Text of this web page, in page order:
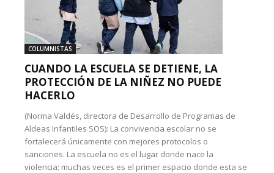
COLUMNISTAS
CUANDO LA ESCUELA SE DETIENE, LA
PROTECCIÓN DE LA NIÑEZ NO PUEDE
HACERLO
(Norma Valdés, directora de Desarrollo de Programas de
Aldeas Infantiles SOS): La convivencia escolar no se
fortalecerá únicamente con mejores protocolos o
sanciones. La escuela no es el lugar donde nace la
violencia; muchas veces es el primer espacio donde esta se